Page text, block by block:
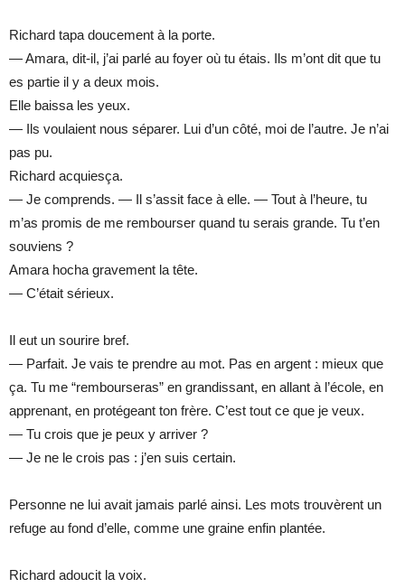
Richard tapa doucement à la porte.
— Amara, dit-il, j’ai parlé au foyer où tu étais. Ils m’ont dit que tu
es partie il y a deux mois.
Elle baissa les yeux.
— Ils voulaient nous séparer. Lui d’un côté, moi de l’autre. Je n’ai
pas pu.
Richard acquiesça.
— Je comprends. — Il s’assit face à elle. — Tout à l’heure, tu
m’as promis de me rembourser quand tu serais grande. Tu t’en
souviens ?
Amara hocha gravement la tête.
— C’était sérieux.
Il eut un sourire bref.
— Parfait. Je vais te prendre au mot. Pas en argent : mieux que
ça. Tu me “rembourseras” en grandissant, en allant à l’école, en
apprenant, en protégeant ton frère. C’est tout ce que je veux.
— Tu crois que je peux y arriver ?
— Je ne le crois pas : j’en suis certain.
Personne ne lui avait jamais parlé ainsi. Les mots trouvèrent un
refuge au fond d’elle, comme une graine enfin plantée.
Richard adoucit la voix.